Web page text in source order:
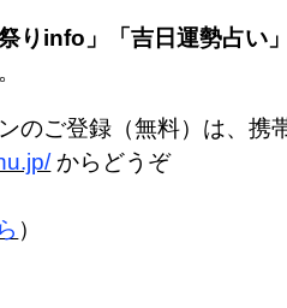
りinfo」「吉日運勢占い
のご登録（無料）は、携
からどうぞ
）